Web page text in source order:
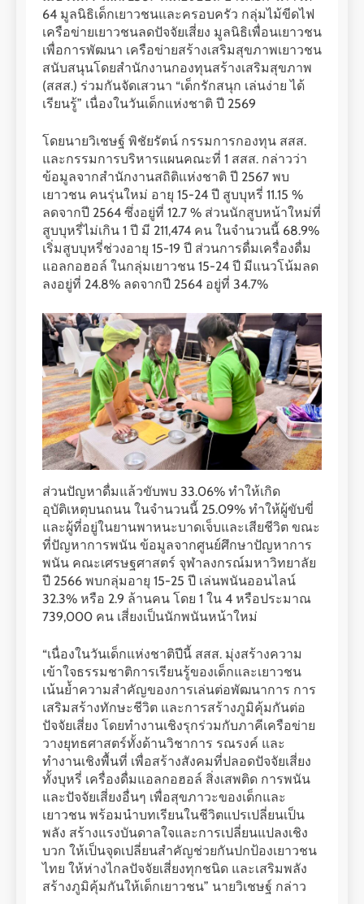
64 มูลนิธิเด็กเยาวชนและครอบครัว กลุ่มไม้ขีดไฟ
เครือข่ายเยาวชนลดปัจจัยเสี่ยง มูลนิธิเพื่อนเยาวชน
เพื่อการพัฒนา เครือข่ายสร้างเสริมสุขภาพเยาวชน
สนับสนุนโดยสำนักงานกองทุนสร้างเสริมสุขภาพ
(สสส.) ร่วมกันจัดเสวนา “เด็กรักสนุก เล่นง่าย ได้
เรียนรู้” เนื่องในวันเด็กแห่งชาติ ปี 2569
โดยนายวิเชษฐ์ พิชัยรัตน์ กรรมการกองทุน สสส.
และกรรมการบริหารแผนคณะที่ 1 สสส. กล่าวว่า
ข้อมูลจากสำนักงานสถิติแห่งชาติ ปี 2567 พบ
เยาวชน คนรุ่นใหม่ อายุ 15-24 ปี สูบบุหรี่ 11.15 %
ลดจากปี 2564 ซึ่งอยู่ที่ 12.7 % ส่วนนักสูบหน้าใหม่ที่
สูบบุหรี่ไม่เกิน 1 ปี มี 211,474 คน ในจำนวนนี้ 68.9%
เริ่มสูบบุหรี่ช่วงอายุ 15-19 ปี ส่วนการดื่มเครื่องดื่ม
แอลกอฮอล์ ในกลุ่มเยาวชน 15-24 ปี มีแนวโน้มลด
ลงอยู่ที่ 24.8% ลดจากปี 2564 อยู่ที่ 34.7%
ส่วนปัญหาดื่มแล้วขับพบ 33.06% ทำให้เกิด
อุบัติเหตุบนถนน ในจำนวนนี้ 25.09% ทำให้ผู้ขับขี่
และผู้ที่อยู่ในยานพาหนะบาดเจ็บและเสียชีวิต ขณะ
ที่ปัญหาการพนัน ข้อมูลจากศูนย์ศึกษาปัญหาการ
พนัน คณะเศรษฐศาสตร์ จุฬาลงกรณ์มหาวิทยาลัย
ปี 2566 พบกลุ่มอายุ 15-25 ปี เล่นพนันออนไลน์
32.3% หรือ 2.9 ล้านคน โดย 1 ใน 4 หรือประมาณ
739,000 คน เสี่ยงเป็นนักพนันหน้าใหม่
“เนื่องในวันเด็กแห่งชาติปีนี้ สสส. มุ่งสร้างความ
เข้าใจธรรมชาติการเรียนรู้ของเด็กและเยาวชน
เน้นย้ำความสำคัญของการเล่นต่อพัฒนาการ การ
เสริมสร้างทักษะชีวิต และการสร้างภูมิคุ้มกันต่อ
ปัจจัยเสี่ยง โดยทำงานเชิงรุกร่วมกับภาคีเครือข่าย
วางยุทธศาสตร์ทั้งด้านวิชาการ รณรงค์ และ
ทำงานเชิงพื้นที่ เพื่อสร้างสังคมที่ปลอดปัจจัยเสี่ยง
ทั้งบุหรี่ เครื่องดื่มแอลกอฮอล์ สิ่งเสพติด การพนัน
และปัจจัยเสี่ยงอื่นๆ เพื่อสุขภาวะของเด็กและ
เยาวชน พร้อมนำบทเรียนในชีวิตแปรเปลี่ยนเป็น
พลัง สร้างแรงบันดาลใจและการเปลี่ยนแปลงเชิง
บวก ให้เป็นจุดเปลี่ยนสำคัญช่วยกันปกป้องเยาวชน
ไทย ให้ห่างไกลปัจจัยเสี่ยงทุกชนิด และเสริมพลัง
สร้างภูมิคุ้มกันให้เด็กเยาวชน” นายวิเชษฐ์ กล่าว